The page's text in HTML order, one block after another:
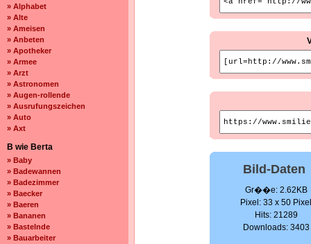
» Alphabet
» Alte
» Ameisen
» Anbeten
» Apotheker
» Armee
» Arzt
» Astronomen
» Augen-rollende
» Ausrufungszeichen
» Auto
» Axt
B wie Berta
» Baby
» Badewannen
» Badezimmer
» Baecker
» Baeren
» Bananen
» Bastelnde
» Bauarbeiter
Bild-Daten
Gr��e: 2.62KB
Pixel: 33 x 50
Hits: 21289
Downloads: 3403